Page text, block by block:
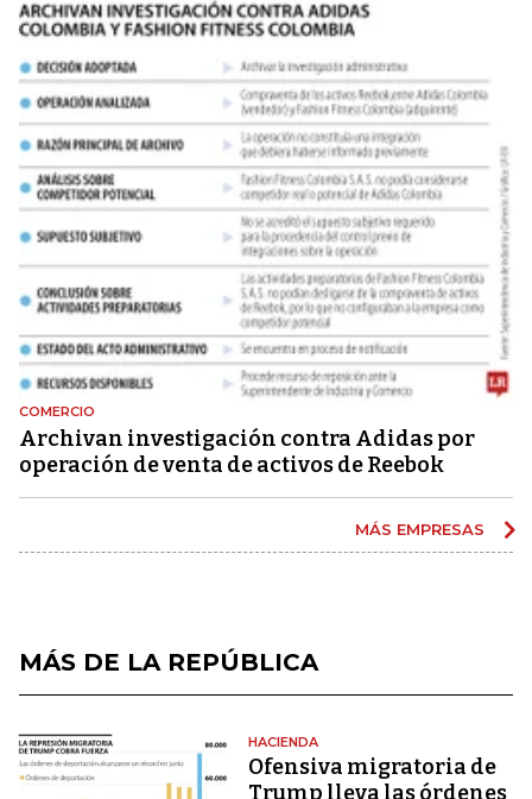
COMERCIO
Archivan investigación contra Adidas por
operación de venta de activos de Reebok
MÁS EMPRESAS
MÁS DE LA REPÚBLICA
HACIENDA
Ofensiva migratoria de
Trump lleva las órdenes